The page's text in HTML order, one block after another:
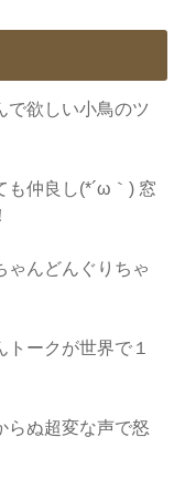
で欲しい小鳥のツ
も仲良し(*´ω｀) 窓
ゃんどんぐりちゃ
ークが世界で１
らぬ超変な声で怒